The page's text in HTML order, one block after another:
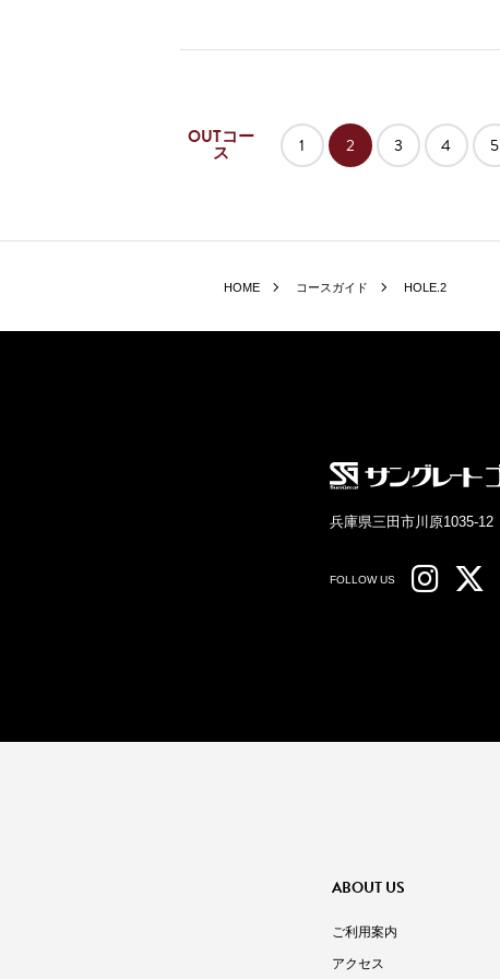
OUTコー
ス 1 2 3 4 5
HOME コースガイド HOLE.2
兵庫県三田市川原1035-12
FOLLOW US
ABOUT US
ご利用案内
アクセス